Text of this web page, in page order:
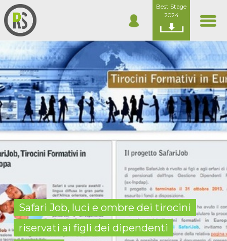
Best Stage
2024
Safari Job, luci e ombre dei tirocini
riservati ai figli dei dipendenti